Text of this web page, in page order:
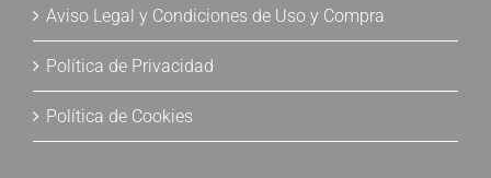
Aviso Legal y Condiciones de Uso y Compra
Política de Privacidad
Política de Cookies